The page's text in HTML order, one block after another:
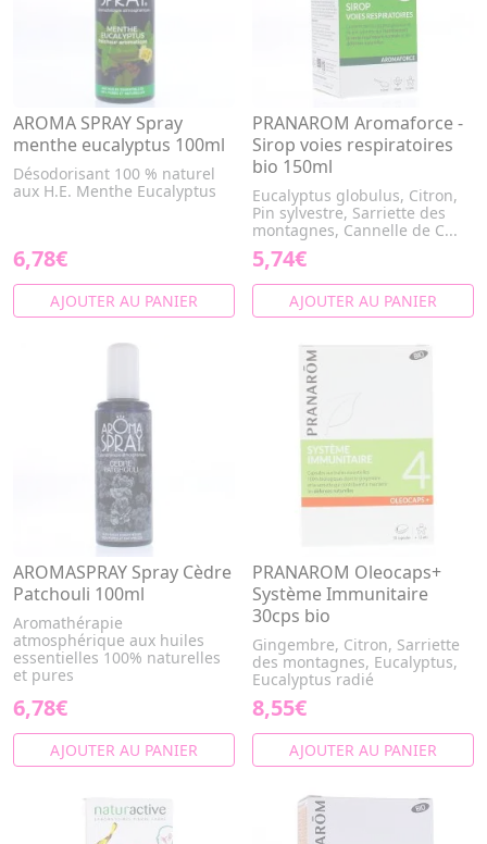
AROMA SPRAY Spray
menthe eucalyptus 100ml
Désodorisant 100 % naturel
aux H.E. Menthe Eucalyptus
6,78€
AJOUTER AU PANIER
PRANAROM Aromaforce -
Sirop voies respiratoires
bio 150ml
Eucalyptus globulus, Citron,
Pin sylvestre, Sarriette des
montagnes, Cannelle de C...
5,74€
AJOUTER AU PANIER
AROMASPRAY Spray Cèdre
Patchouli 100ml
Aromathérapie
atmosphérique aux huiles
essentielles 100% naturelles
et pures
6,78€
AJOUTER AU PANIER
PRANAROM Oleocaps+
Système Immunitaire
30cps bio
Gingembre, Citron, Sarriette
des montagnes, Eucalyptus,
Eucalyptus radié
8,55€
AJOUTER AU PANIER